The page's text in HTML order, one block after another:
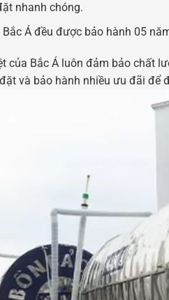
nhanh chóng.
Á đều được bảo hành 05
của Bắc Á luôn đảm bảo chất
và bảo hành nhiều ưu đãi